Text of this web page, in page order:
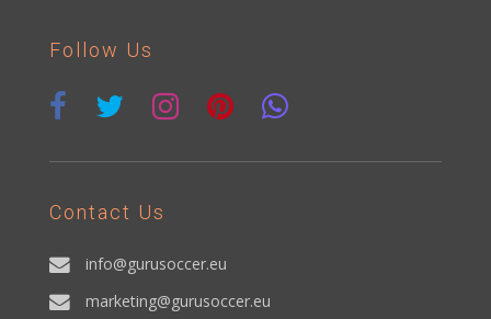
Follow Us
Contact Us
info@gurusoccer.eu
marketing@gurusoccer.eu